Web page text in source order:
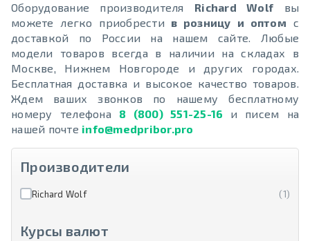
Оборудование производителя Richard Wolf вы
можете легко приобрести в розницу и оптом с
доставкой по России на нашем сайте. Любые
модели товаров всегда в наличии на складах в
Москве, Нижнем Новгороде и других городах.
Бесплатная доставка и высокое качество товаров.
Ждем ваших звонков по нашему бесплатному
номеру телефона 8 (800) 551-25-16
и писем на
нашей почте info@medpribor.pro
Производители
Richard Wolf (1)
Курсы валют